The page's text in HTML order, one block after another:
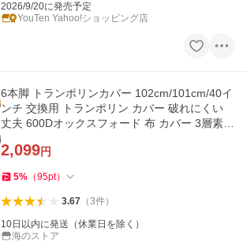
2026/9/20に発売予定
YouTen Yahoo!ショッピング店
6本脚 トランポリンカバー 102cm/101cm/40イ
ンチ 交換用 トランポリン カバー 破れにくい
丈夫 600Dオックスフォード 布 カバー 3層素材
2,099円
5% （95pt）
3.67（3件）
10日以内に発送（休業日を除く）
海のストア